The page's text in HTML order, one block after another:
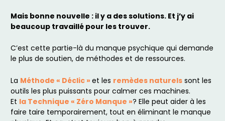
Mais bonne nouvelle : il y a des solutions. Et j’y ai
beaucoup travaillé pour les trouver.
C’est cette partie-là du manque psychique qui demande
le plus de soutien, de méthodes et de ressources.
La Méthode « Déclic » et les remèdes naturels sont les
outils les plus puissants pour calmer ces machines.
Et la Technique « Zéro Manque »? Elle peut aider à les
faire taire temporairement, tout en éliminant le manque